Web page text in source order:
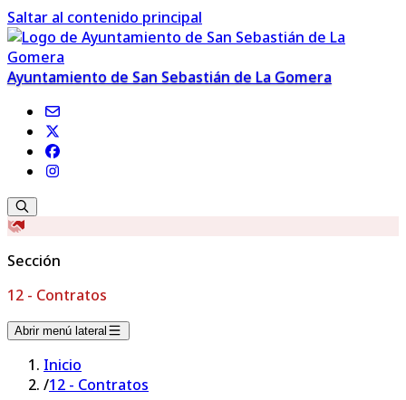
Saltar al contenido principal
Ayuntamiento de San Sebastián de La Gomera
Sección
12 - Contratos
Abrir menú lateral
Inicio
/12 - Contratos